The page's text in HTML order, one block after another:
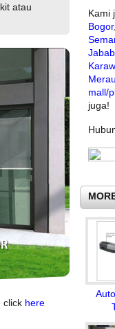
atau
click here
Kami
Bogor,
mall/
juga!